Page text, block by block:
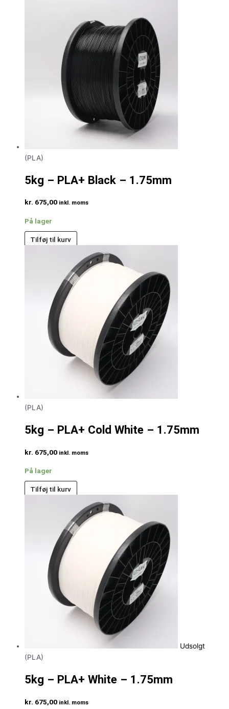
(PLA)
5kg – PLA+ Black – 1.75mm
kr. 675,00 inkl. moms
På lager
Tilføj til kurv
(PLA)
5kg – PLA+ Cold White – 1.75mm
kr. 675,00 inkl. moms
På lager
Tilføj til kurv
Udsolgt
(PLA)
5kg – PLA+ White – 1.75mm
kr. 675,00 inkl. moms